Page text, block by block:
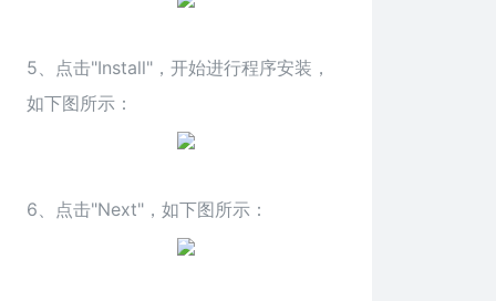
5、点击"Install"，开始进行程序安装，
如下图所示：
6、点击"Next"，如下图所示：